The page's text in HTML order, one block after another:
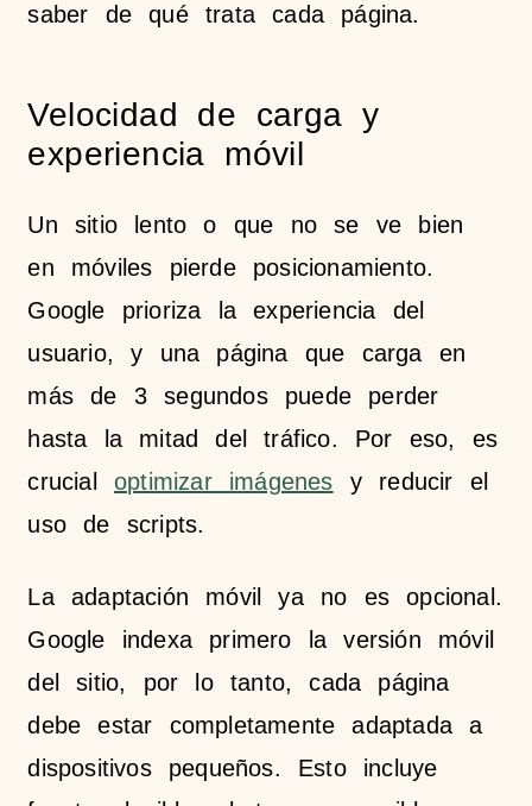
saber de qué trata cada página.
Velocidad de carga y
experiencia móvil
Un sitio lento o que no se ve bien
en móviles pierde posicionamiento.
Google prioriza la experiencia del
usuario, y una página que carga en
más de 3 segundos puede perder
hasta la mitad del tráfico. Por eso, es
crucialoptimizar imágenes y reducir el
uso de scripts.
La adaptación móvil ya no es opcional.
Google indexa primero la versión móvil
del sitio, por lo tanto, cada página
debe estar completamente adaptada a
dispositivos pequeños. Esto incluye